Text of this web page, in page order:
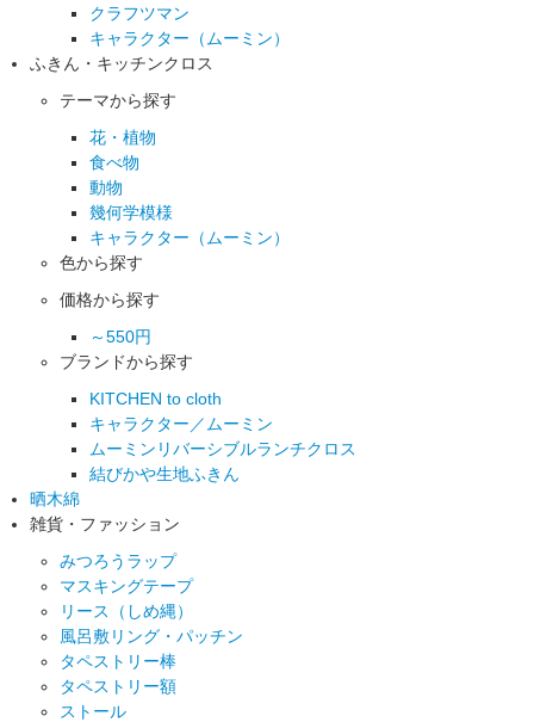
クラフツマン
キャラクター（ムーミン）
ふきん・キッチンクロス
テーマから探す
花・植物
食べ物
動物
幾何学模様
キャラクター（ムーミン）
色から探す
価格から探す
～550円
ブランドから探す
KITCHEN to cloth
キャラクター／ムーミン
ムーミンリバーシブルランチクロス
結びかや生地ふきん
晒木綿
雑貨・ファッション
みつろうラップ
マスキングテープ
リース（しめ縄）
風呂敷リング・パッチン
タペストリー棒
タペストリー額
ストール